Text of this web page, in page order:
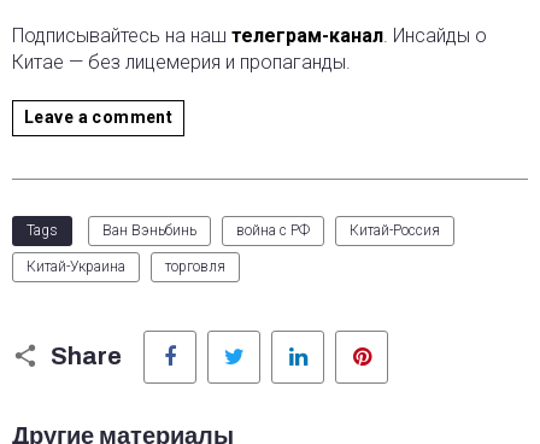
Подписывайтесь на наш телеграм-канал . Инсайды о
Китае — без лицемерия и пропаганды.
Leave a comment
Tags Ван Вэньбинь война с РФ Китай-Россия
Китай-Украина торговля
Share
Facebook Twitter LinkedIn
Другие материалы